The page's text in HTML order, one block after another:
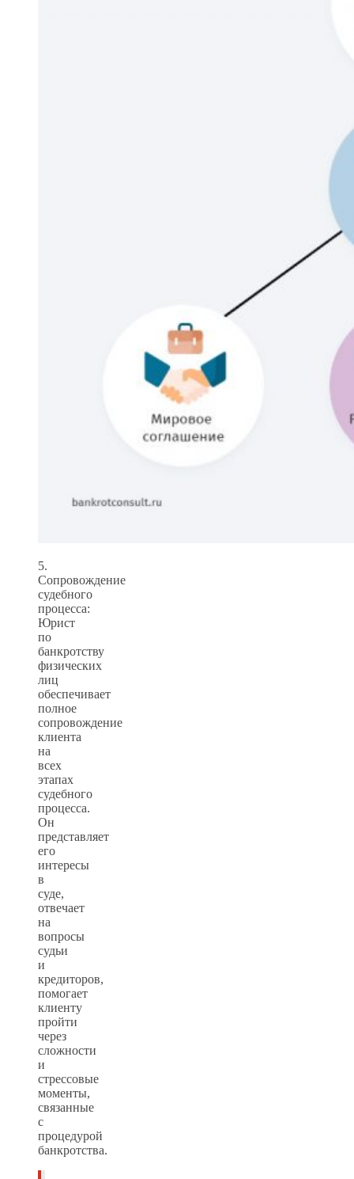
5.
Сопровождение
судебного
процесса:
Юрист
по
банкротству
физических
лиц
обеспечивает
полное
сопровождение
клиента
на
всех
этапах
судебного
процесса.
Он
представляет
его
интересы
в
суде,
отвечает
на
вопросы
судьи
и
кредиторов,
помогает
клиенту
пройти
через
сложности
и
стрессовые
моменты,
связанные
с
процедурой
банкротства.